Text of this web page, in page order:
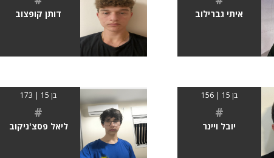
איתי גברילוב דותן קופצוב
בן 15 | 156
#
יובל ויינר
בן 15 | 173
#
ליאל פסצ'ניקוב